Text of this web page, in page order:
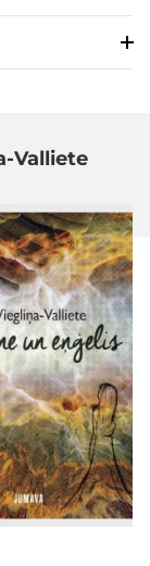
Valliete